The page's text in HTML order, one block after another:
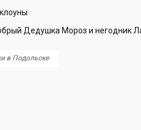
Дедушка Мороз и негодник
в Подольске